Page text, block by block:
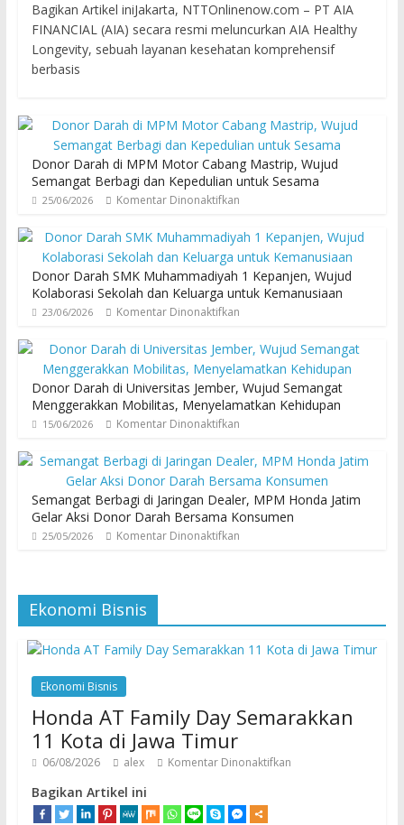
Bagikan Artikel iniJakarta, NTTOnlinenow.com – PT AIA
FINANCIAL (AIA) secara resmi meluncurkan AIA Healthy
Longevity, sebuah layanan kesehatan komprehensif
berbasis
Donor Darah di MPM Motor Cabang Mastrip, Wujud
Semangat Berbagi dan Kepedulian untuk Sesama
25/06/2026 Komentar Dinonaktifkan
Donor Darah SMK Muhammadiyah 1 Kepanjen, Wujud
Kolaborasi Sekolah dan Keluarga untuk Kemanusiaan
23/06/2026 Komentar Dinonaktifkan
Donor Darah di Universitas Jember, Wujud Semangat
Menggerakkan Mobilitas, Menyelamatkan Kehidupan
15/06/2026 Komentar Dinonaktifkan
Semangat Berbagi di Jaringan Dealer, MPM Honda Jatim
Gelar Aksi Donor Darah Bersama Konsumen
25/05/2026 Komentar Dinonaktifkan
Ekonomi Bisnis
Ekonomi Bisnis
Honda AT Family Day Semarakkan
11 Kota di Jawa Timur
06/08/2026 alex Komentar Dinonaktifkan
Bagikan Artikel ini